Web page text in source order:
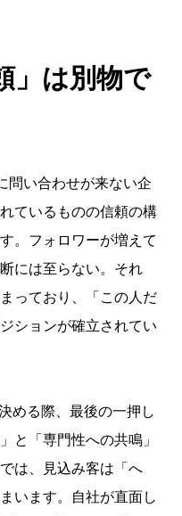
」は別物で
問い合わせが来ない企
ているものの信頼の構
。フォロワーが増えて
には至らない。それ
っており、「この人だ
ションが確立されてい
める際、最後の一押し
と「専門性への共鳴」
は、見込み客は「へ
います。自社が直面し